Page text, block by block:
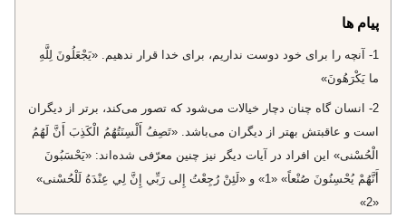
پیام ها
1- آنچه را براى خود دوست نداريم، براى خدا قرار ندهيم. «يَجْعَلُونَ لِلَّهِ
ما يَكْرَهُونَ»
2- انسان گاه چنان دچار خيالات مى‌شود كه تصور مى‌كند، برتر از ديگران
است و عاقبتش بهتر از ديگران مى‌باشد. «تَصِفُ أَلْسِنَتُهُمُ الْكَذِبَ أَنَّ لَهُمُ
الْحُسْنى‌» اين افراد در آيات ديگر نيز چنين معرّفى شده‌اند: «يَحْسَبُونَ
أَنَّهُمْ يُحْسِنُونَ صُنْعاً» «1» و «لَئِنْ رُجِعْتُ إِلى‌ رَبِّي إِنَّ لِي عِنْدَهُ لَلْحُسْنى‌»
«2»